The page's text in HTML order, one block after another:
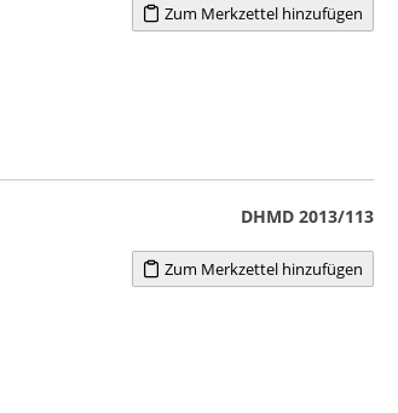
Zum Merkzettel hinzufügen
DHMD 2013/113
Zum Merkzettel hinzufügen